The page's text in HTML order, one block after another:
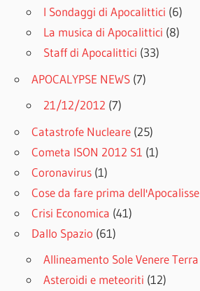
I Sondaggi di Apocalittici (6)
La musica di Apocalittici (8)
Staff di Apocalittici (33)
APOCALYPSE NEWS (7)
21/12/2012 (7)
Catastrofe Nucleare (25)
Cometa ISON 2012 S1 (1)
Coronavirus (1)
Cose da fare prima dell'Apocalisse
Crisi Economica (41)
Dallo Spazio (61)
Allineamento Sole Venere Terra
Asteroidi e meteoriti (12)